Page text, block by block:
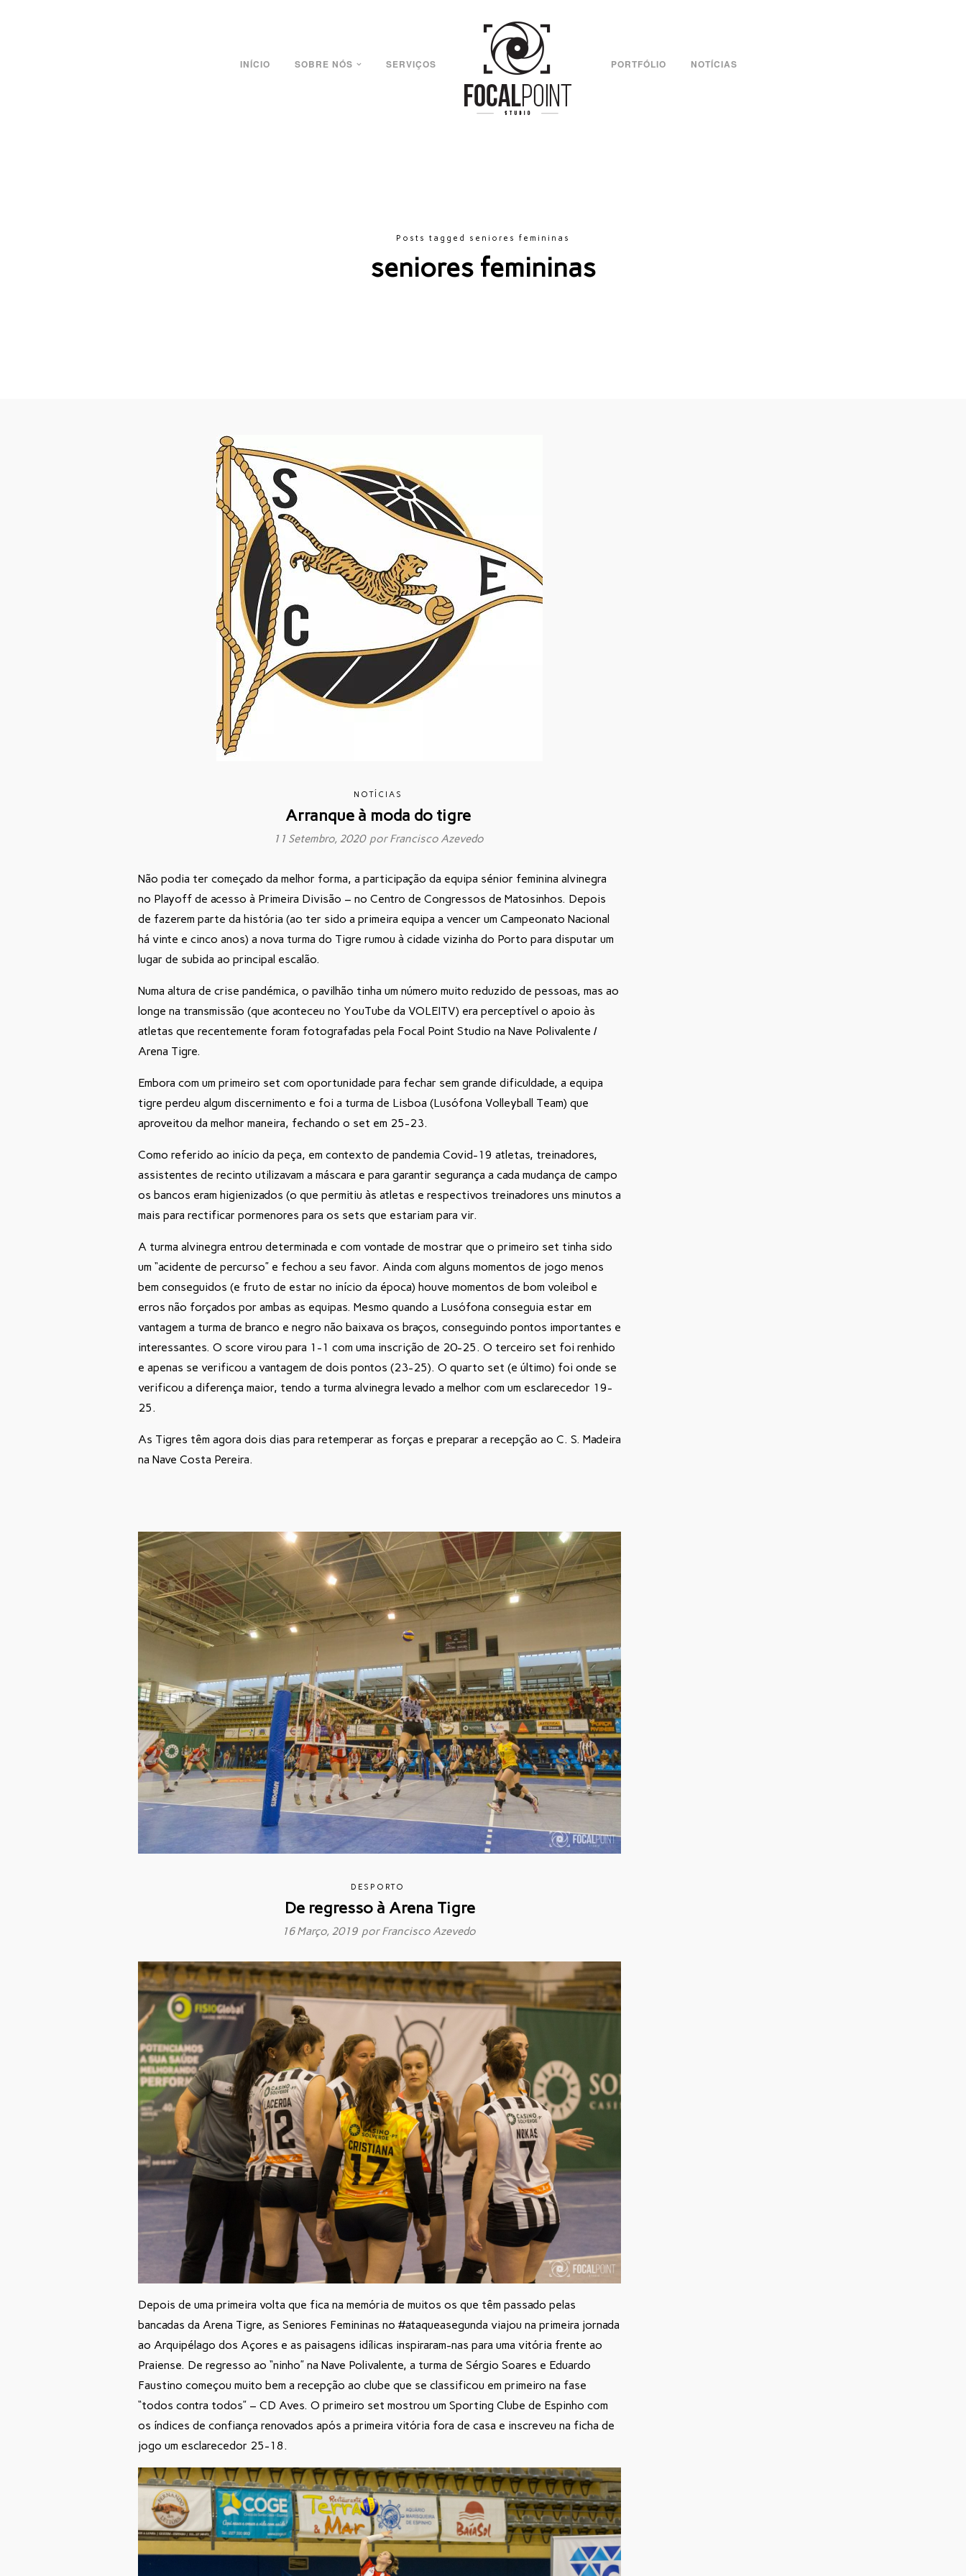
INÍCIO SOBRE NÓS SERVIÇOS PORTFÓLIO NOTÍCIAS
Posts tagged seniores femininas
seniores femininas
NOTÍCIAS
Arranque à moda do tigre
11 Setembro, 2020 porFrancisco Azevedo
Não podia ter começado da melhor forma, a participação da equipa sénior feminina alvinegra
no Playoff de acesso à Primeira Divisão – no Centro de Congressos de Matosinhos. Depois
de fazerem parte da história (ao ter sido a primeira equipa a vencer um Campeonato Nacional
há vinte e cinco anos) a nova turma do Tigre rumou à cidade vizinha do Porto para disputar um
lugar de subida ao principal escalão.
Numa altura de crise pandémica, o pavilhão tinha um número muito reduzido de pessoas, mas ao
longe na transmissão (que aconteceu no YouTube da VOLEITV) era perceptível o apoio às
atletas que recentemente foram fotografadas pela Focal Point Studio na Nave Polivalente /
Arena Tigre.
Embora com um primeiro set com oportunidade para fechar sem grande dificuldade, a equipa
tigre perdeu algum discernimento e foi a turma de Lisboa (Lusófona Volleyball Team) que
aproveitou da melhor maneira, fechando o set em 25-23.
Como referido ao início da peça, em contexto de pandemia Covid-19 atletas, treinadores,
assistentes de recinto utilizavam a máscara e para garantir segurança a cada mudança de campo
os bancos eram higienizados (o que permitiu às atletas e respectivos treinadores uns minutos a
mais para rectificar pormenores para os sets que estariam para vir.
A turma alvinegra entrou determinada e com vontade de mostrar que o primeiro set tinha sido
um “acidente de percurso” e fechou a seu favor. Ainda com alguns momentos de jogo menos
bem conseguidos (e fruto de estar no início da época) houve momentos de bom voleibol e
erros não forçados por ambas as equipas. Mesmo quando a Lusófona conseguia estar em
vantagem a turma de branco e negro não baixava os braços, conseguindo pontos importantes e
interessantes. O score virou para 1-1 com uma inscrição de 20-25. O terceiro set foi renhido
e apenas se verificou a vantagem de dois pontos (23-25). O quarto set (e último) foi onde se
verificou a diferença maior, tendo a turma alvinegra levado a melhor com um esclarecedor 19-
25.
As Tigres têm agora dois dias para retemperar as forças e preparar a recepção ao C. S. Madeira
na Nave Costa Pereira.
DESPORTO
De regresso à Arena Tigre
16 Março, 2019 porFrancisco Azevedo
Depois de uma primeira volta que fica na memória de muitos os que têm passado pelas
bancadas da Arena Tigre, as Seniores Femininas no #ataqueasegunda viajou na primeira jornada
ao Arquipélago dos Açores e as paisagens idílicas inspiraram-nas para uma vitória frente ao
Praiense. De regresso ao “ninho” na Nave Polivalente, a turma de Sérgio Soares e Eduardo
Faustino começou muito bem a recepção ao clube que se classificou em primeiro na fase
“todos contra todos” – CD Aves. O primeiro set mostrou um Sporting Clube de Espinho com
os índices de confiança renovados após a primeira vitória fora de casa e inscreveu na ficha de
jogo um esclarecedor 25-18.